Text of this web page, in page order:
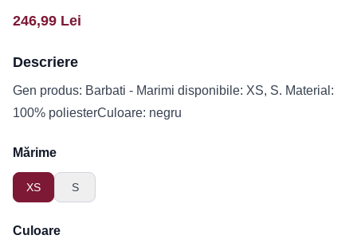
246,99 Lei
Descriere
Gen produs: Barbati - Marimi disponibile: XS, S. Material:
100% poliesterCuloare: negru
Mărime
XS S
Culoare